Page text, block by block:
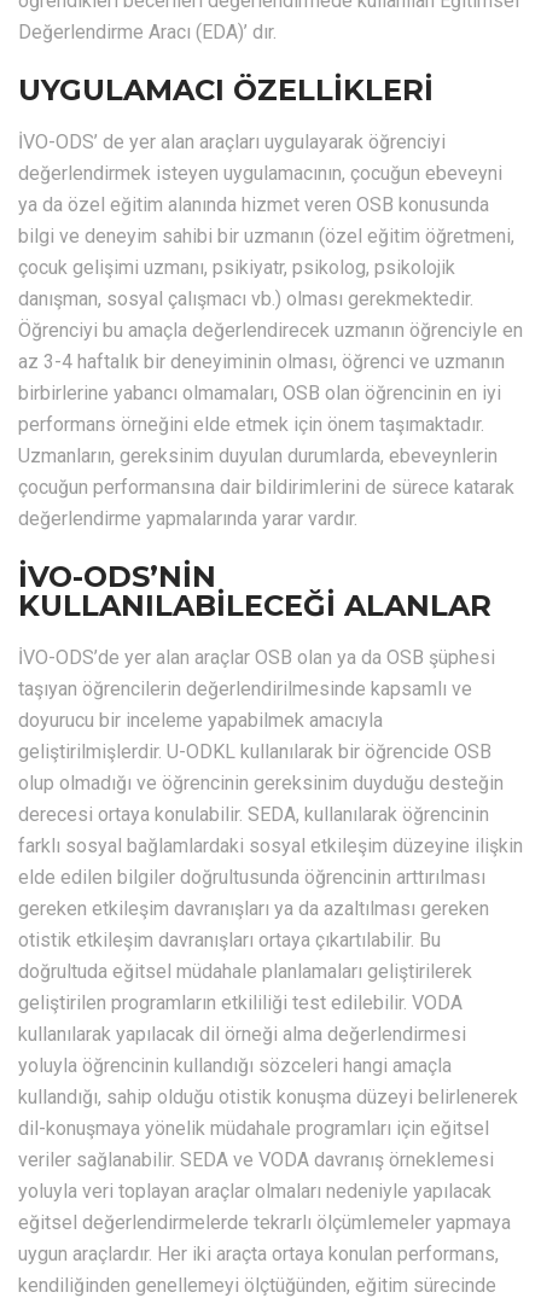
Değerlendirme Aracı (EDA)’ dır.
UYGULAMACI ÖZELLİKLERİ
İVO-ODS’ de yer alan araçları uygulayarak öğrenciyi
değerlendirmek isteyen uygulamacının, çocuğun ebeveyni
ya da özel eğitim alanında hizmet veren OSB konusunda
bilgi ve deneyim sahibi bir uzmanın (özel eğitim öğretmeni,
çocuk gelişimi uzmanı, psikiyatr, psikolog, psikolojik
danışman, sosyal çalışmacı vb.) olması gerekmektedir.
Öğrenciyi bu amaçla değerlendirecek uzmanın öğrenciyle en
az 3-4 haftalık bir deneyiminin olması, öğrenci ve uzmanın
birbirlerine yabancı olmamaları, OSB olan öğrencinin en iyi
performans örneğini elde etmek için önem taşımaktadır.
Uzmanların, gereksinim duyulan durumlarda, ebeveynlerin
çocuğun performansına dair bildirimlerini de sürece katarak
değerlendirme yapmalarında yarar vardır.
İVO-ODS’NİN
KULLANILABİLECEĞİ ALANLAR
İVO-ODS’de yer alan araçlar OSB olan ya da OSB şüphesi
taşıyan öğrencilerin değerlendirilmesinde kapsamlı ve
doyurucu bir inceleme yapabilmek amacıyla
geliştirilmişlerdir. U-ODKL kullanılarak bir öğrencide OSB
olup olmadığı ve öğrencinin gereksinim duyduğu desteğin
derecesi ortaya konulabilir. SEDA, kullanılarak öğrencinin
farklı sosyal bağlamlardaki sosyal etkileşim düzeyine ilişkin
elde edilen bilgiler doğrultusunda öğrencinin arttırılması
gereken etkileşim davranışları ya da azaltılması gereken
otistik etkileşim davranışları ortaya çıkartılabilir. Bu
doğrultuda eğitsel müdahale planlamaları geliştirilerek
geliştirilen programların etkililiği test edilebilir. VODA
kullanılarak yapılacak dil örneği alma değerlendirmesi
yoluyla öğrencinin kullandığı sözceleri hangi amaçla
kullandığı, sahip olduğu otistik konuşma düzeyi belirlenerek
dil-konuşmaya yönelik müdahale programları için eğitsel
veriler sağlanabilir. SEDA ve VODA davranış örneklemesi
yoluyla veri toplayan araçlar olmaları nedeniyle yapılacak
eğitsel değerlendirmelerde tekrarlı ölçümlemeler yapmaya
uygun araçlardır. Her iki araçta ortaya konulan performans,
kendiliğinden genellemeyi ölçtüğünden, eğitim sürecinde